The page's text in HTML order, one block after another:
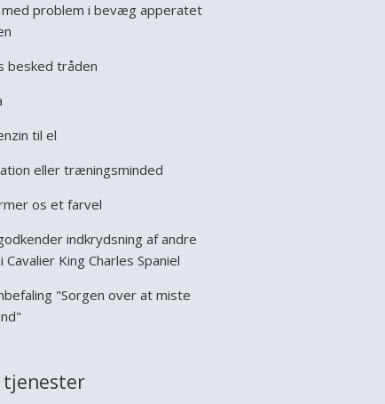
med problem i bevæg apperatet
besked tråden
til el
eller træningsminded
os et farvel
indkrydsning af andre
Cavalier King Charles Spaniel
"Sorgen over at miste
tjenester